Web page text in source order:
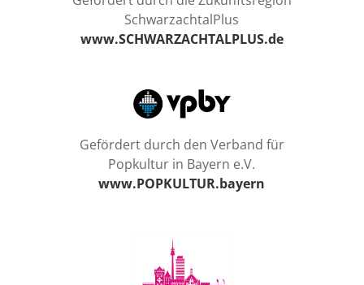
SchwarzachtalPlus
www.SCHWARZACHTALPLUS.de
Gefördert durch den Verband für
Popkultur in Bayern e.V.
www.POPKULTUR.bayern